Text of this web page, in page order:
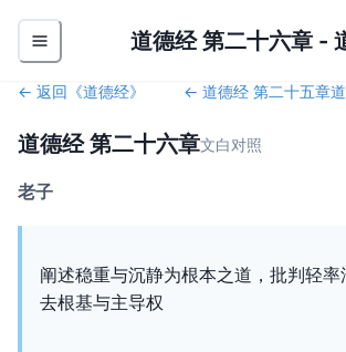
道德经 第二十六章 -
← 返回《道德经》 ← 道德经 第二十五章
道德经 第二十六章文白对照
老子
阐述稳重与沉静为根本之道，批判轻率
去根基与主导权